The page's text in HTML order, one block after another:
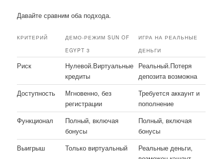
Давайте сравним оба подхода.
КРИТЕРИЙ
ДЕМО-РЕЖИМ SUN OF
EGYPT 3
ИГРА НА РЕАЛЬНЫЕ
ДЕНЬГИ
Риск
Нулевой.Виртуальные
кредиты
Реальный.Потеря
депозита возможна
Доступность
Мгновенно, без
регистрации
Требуется аккаунт и
пополнение
Функционал
Полный, включая
бонусы
Полный, включая
бонусы
Выигрыш
Только виртуальный
Реальные деньги,